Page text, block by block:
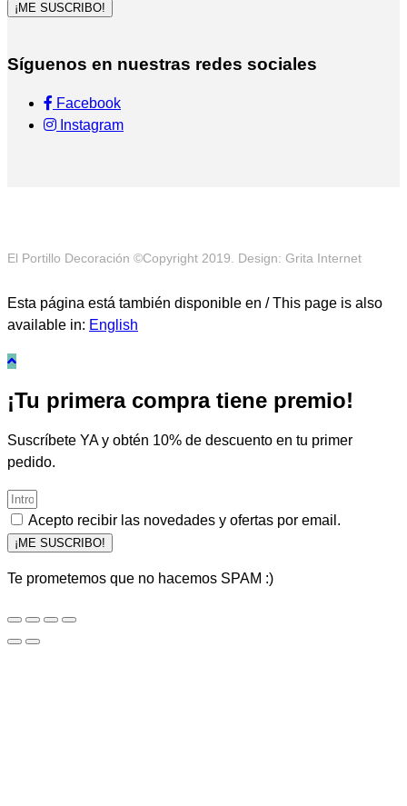
¡ME SUSCRIBO!
Síguenos en nuestras redes sociales
Facebook
Instagram
El Portillo Decoración ©Copyright 2019. Design: Grita Internet
Esta página está también disponible en / This page is also
available in: English
¡Tu primera compra tiene premio!
Suscríbete YA y obtén 10% de descuento en tu primer
pedido.
Acepto recibir las novedades y ofertas por email.
¡ME SUSCRIBO!
Te prometemos que no hacemos SPAM :)